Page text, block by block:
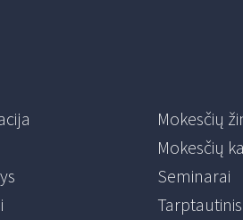
Mokesčių
Mokesčių
Seminarai